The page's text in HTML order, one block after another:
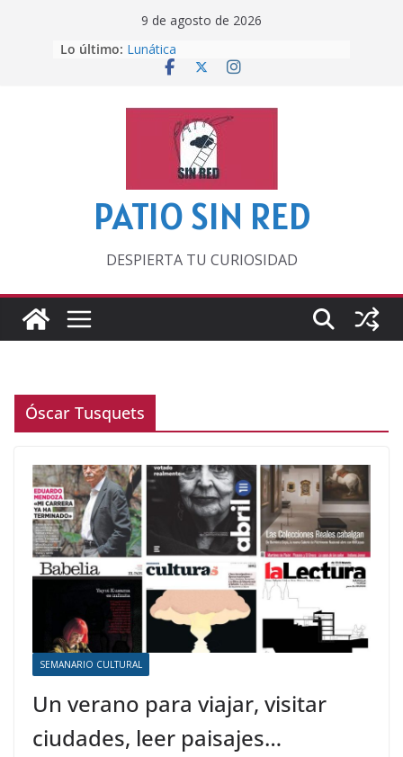
9 de agosto de 2026
Lo último: Lunática
Pero, hasta entonces…
‘La broma infinita’ de recomendar
lecturas veraniegas
Otra del Mundial
PATIO SIN RED
DESPIERTA TU CURIOSIDAD
Óscar Tusquets
SEMANARIO CULTURAL
Un verano para viajar, visitar
ciudades, leer paisajes…